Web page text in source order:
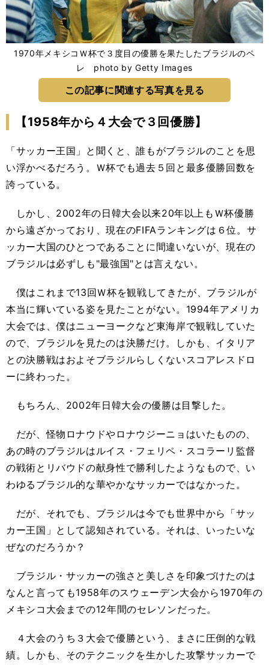
1970年メキシコＷ杯で３度目の優勝を果たしたブラジルのペ
レ photo by Getty Images
この記事に関連する写真を見る
【1958年から４大会で３回優勝】
「サッカー王国」と聞くと、誰もがブラジルのことを思
い浮かべるだろう。Ｗ杯でも過去５回と最多優勝回数を
誇っている。
しかし、2002年の日韓大会以来20年以上もＷ杯優勝
から遠ざかっており、現在のFIFAランキングは６位。サ
ッカー大国のひとつであることに間違いないが、現在の
ブラジルは必ずしも"最強国"とは言えない。
僕はこれまで13回Ｗ杯を観戦してきたが、ブラジルが
本当に輝いている姿を見たことがない。1994年アメリカ
大会では、僕はニューヨークなど東海岸で観戦していた
ので、ブラジルを見たのは決勝だけ。しかも、イタリア
との決勝戦はおよそブラジルらしくないスコアレスドロ
ーに終わった。
もちろん、2002年日韓大会の優勝は目撃した。
だが、怪物ロナウドやロナウジーニョはいたものの、
あの時のブラジルはルイス・フェリペ・スコラーリ監督
の戦術とリバウドの献身性で勝利したようなもので、い
わゆるブラジル的な華やかなサッカーではなかった。
だが、それでも、ブラジルは今でも世界中から「サッ
カー王国」として認知されている。それは、いったいな
ぜなのだろうか？
ブラジル・サッカーの強さと美しさを印象づけたのは
なんと言っても1958年のスウェーデン大会から1970年の
メキシコ大会までの12年間のセレソンだった。
４大会のうち３大会で優勝という、まさに圧倒的な戦
績。しかも、そのテクニックを生かした攻撃サッカーで